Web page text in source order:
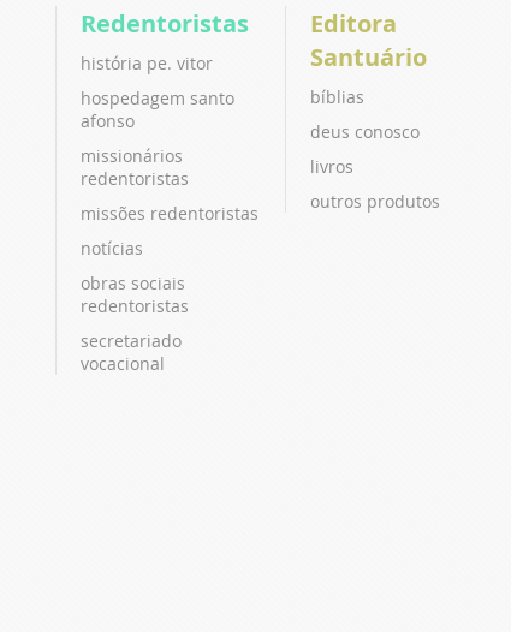
Redentoristas
história pe. vitor
hospedagem santo
afonso
missionários
redentoristas
missões redentoristas
notícias
obras sociais
redentoristas
secretariado
vocacional
Editora
Santuário
bíblias
deus conosco
livros
outros produtos